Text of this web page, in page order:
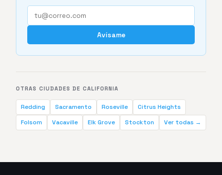
Avísame
OTRAS CIUDADES DE CALIFORNIA
Redding Sacramento Roseville
Citrus Heights
Folsom
Vacaville Elk Grove Stockton Ver todas →